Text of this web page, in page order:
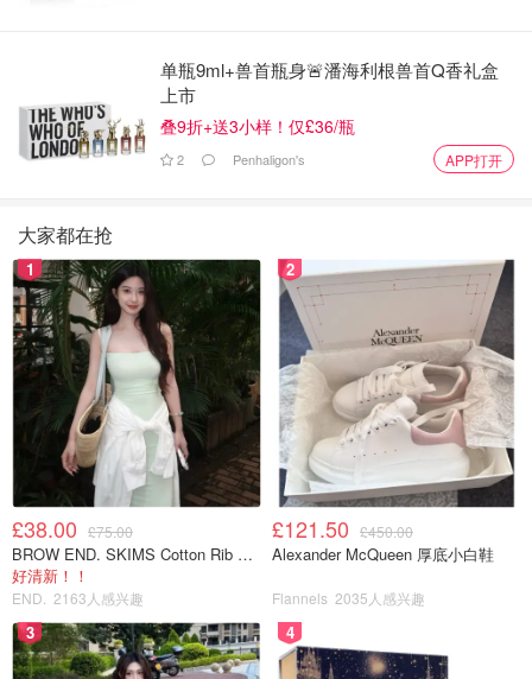
单瓶9ml+兽首瓶身🚨潘海利根兽首Q香礼盒
上市
叠9折+送3小样！仅£36/瓶
2 Penhaligon's APP打开
大家都在抢
1
£38.00 £75.00
BROW END. SKIMS Cotton Rib 长款背心连衣裙 薄荷绿
好清新！！
END. 2163人感兴趣
2
£121.50 £450.00
Alexander McQueen 厚底小白鞋
Flannels 2035人感兴趣
3 4